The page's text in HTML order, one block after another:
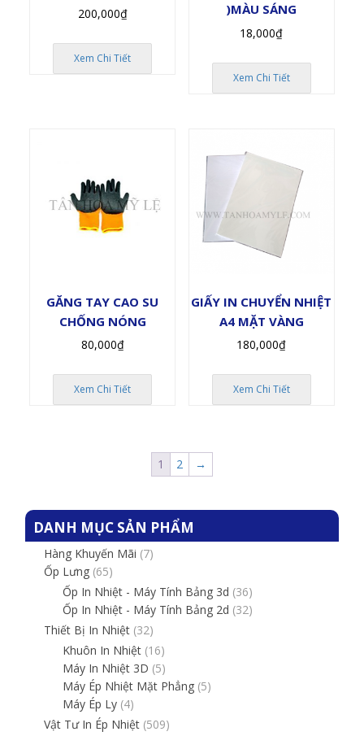
200,000₫
Xem Chi Tiết
)MÀU SÁNG
18,000₫
Xem Chi Tiết
GĂNG TAY CAO SU
CHỐNG NÓNG
80,000₫
Xem Chi Tiết
GIẤY IN CHUYỂN NHIỆT
A4 MẶT VÀNG
180,000₫
Xem Chi Tiết
1 2 →
DANH MỤC SẢN PHẨM
Hàng Khuyến Mãi (7)
Ốp Lưng (65)
Ốp In Nhiệt - Máy Tính Bảng 3d (36)
Ốp In Nhiệt - Máy Tính Bảng 2d (32)
Thiết Bị In Nhiệt (32)
Khuôn In Nhiệt (16)
Máy In Nhiệt 3D (5)
Máy Ép Nhiệt Mặt Phẳng (5)
Máy Ép Ly (4)
Vật Tư In Ép Nhiệt (509)